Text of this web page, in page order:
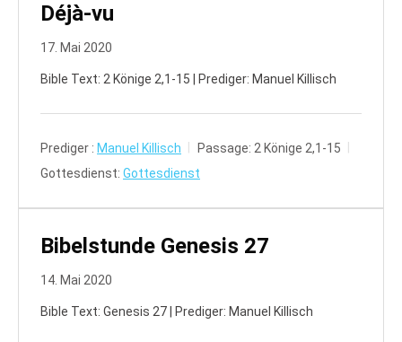
Déjà-vu
17. Mai 2020
Bible Text: 2 Könige 2,1-15 | Prediger: Manuel Killisch
Prediger : Manuel Killisch Passage: 2 Könige 2,1-15
Gottesdienst: Gottesdienst
Bibelstunde Genesis 27
14. Mai 2020
Bible Text: Genesis 27 | Prediger: Manuel Killisch